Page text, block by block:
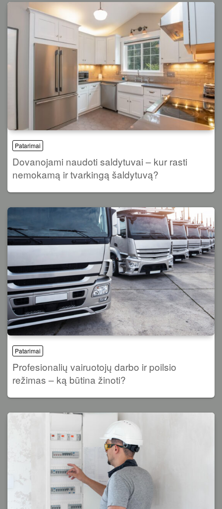
Patarimai
Dovanojami naudoti saldytuvai – kur rasti
nemokamą ir tvarkingą šaldytuvą?
Patarimai
Profesionalių vairuotojų darbo ir poilsio
režimas – ką būtina žinoti?